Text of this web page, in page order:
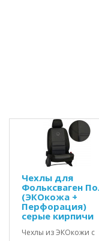
Чехлы для
Фольксваген
(ЭКОкожа +
Перфорация)
серые кирпичи
Чехлы из ЭКОкожи с